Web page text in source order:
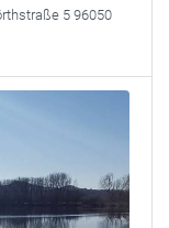
5 96050